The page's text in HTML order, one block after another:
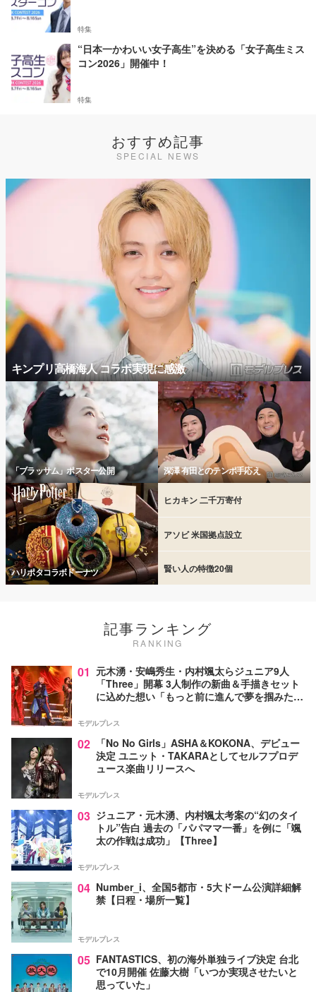
特集
“日本一かわいい女子高生”を決める「女子高生ミス
コン2026」開催中！
特集
おすすめ記事
SPECIAL NEWS
キンプリ高橋海人 コラボ実現に感激
「ブラッサム」ポスター公開 深澤 有田とのテンポ手応え
ハリポタコラボドーナツ
ヒカキン 二千万寄付
アソビ 米国拠点設立
賢い人の特徴20個
記事ランキング
RANKING
01 元木湧・安嶋秀生・内村颯太らジュニア9人
「Three」開幕 3人制作の新曲＆手描きセット
に込めた想い「もっと前に進んで夢を掴みた
モデルプレス
02
「No No Girls」ASHA＆KOKONA、デビュー
決定 ユニット・TAKARAとしてセルフプロデ
ュース楽曲リリースへ
モデルプレス
03 ジュニア・元木湧、内村颯太考案の“幻のタイ
トル”告白 過去の「パパママ一番」を例に「颯
太の作戦は成功」【Three】
モデルプレス
04 Number_i、全国5都市・5大ドーム公演詳細解
禁【日程・場所一覧】
モデルプレス
05 FANTASTICS、初の海外単独ライブ決定 台北
で10月開催 佐藤大樹「いつか実現させたいと
思っていた」